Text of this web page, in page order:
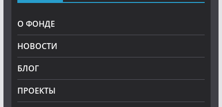
О ФОНДЕ
НОВОСТИ
БЛОГ
ПРОЕКТЫ